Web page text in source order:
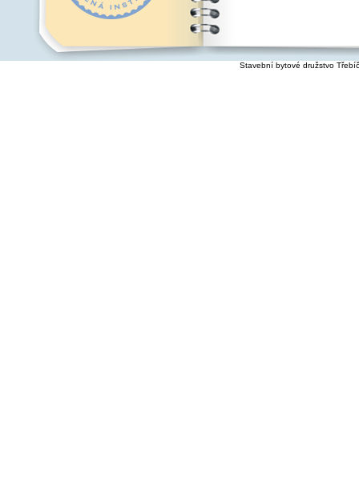
Stavební bytové družstvo